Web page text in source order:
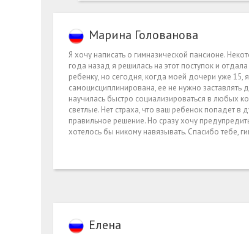
Марина Голованова
Я хочу написать о гимназической пансионе.
года назад я решилась на этот поступок и
ребенку, но сегодня, когда моей дочери уже
самоцисциплинирована, ее не нужно заставлять
научилась быстро социализироваться в любых
светлые. Нет страха, что ваш ребенок попадет
правильное решение. Но сразу хочу
хотелось бы никому навязывать. Спасибо тебе,
Елена